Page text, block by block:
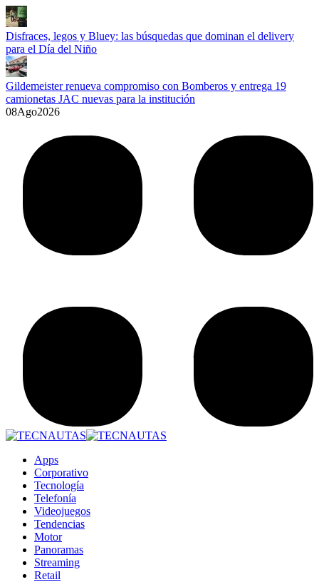
Disfraces, legos y Bluey: las búsquedas que dominan el delivery
para el Día del Niño
Gildemeister renueva compromiso con Bomberos y entrega 19
camionetas JAC nuevas para la institución
08Ago2026
Apps
Corporativo
Tecnología
Telefonía
Videojuegos
Tendencias
Motor
Panoramas
Streaming
Retail